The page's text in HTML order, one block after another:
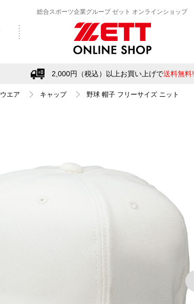
総合スポーツ企業グループ ゼット オンラインショップ
2,000円（税込）以上お買い上げで送料無料!
ウエア キャップ 野球 帽子 フリーサイズ ニット